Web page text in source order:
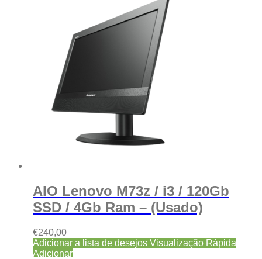
AIO Lenovo M73z / i3 / 120Gb
SSD / 4Gb Ram – (Usado)
€240,00
Adicionar a lista de desejos Visualização Rápida
Adicionar